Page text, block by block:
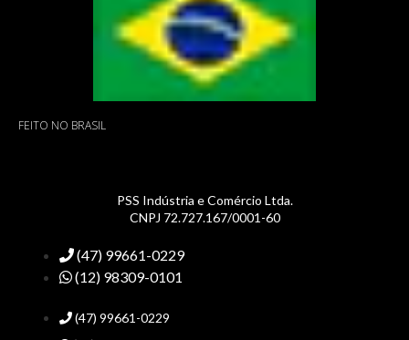
FEITO NO BRASIL
PSS Indústria e Comércio Ltda.
CNPJ 72.727.167/0001-60
(47) 99661-0229
(12) 98309-0101
(47) 99661-0229